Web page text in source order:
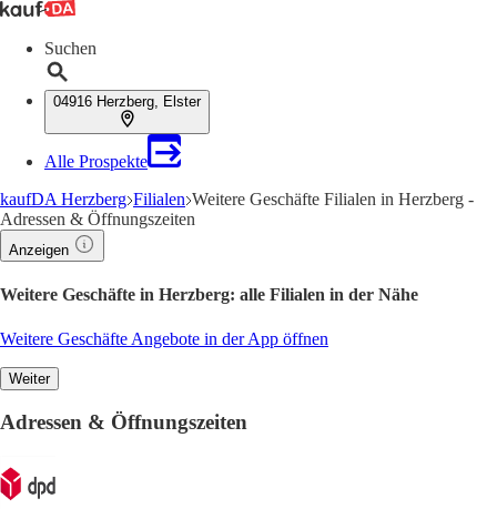
Suchen
04916 Herzberg, Elster
Alle Prospekte
kaufDA Herzberg Filialen Weitere Geschäfte Filialen in Herzberg -
Adressen & Öffnungszeiten
Anzeigen
Weitere Geschäfte in Herzberg: alle Filialen in der Nähe
Weitere Geschäfte Angebote in der App öffnen
Weiter
Adressen & Öffnungszeiten